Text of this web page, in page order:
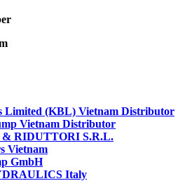
Limited (KBL) Vietnam Distributor
Vietnam Distributor
RIDUTTORI S.R.L.
Vietnam
GmbH
Italy